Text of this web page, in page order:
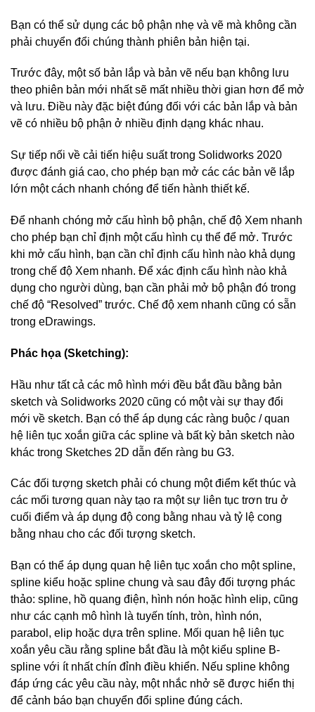
Bạn có thể sử dụng các bộ phận nhẹ và vẽ mà không cần
phải chuyển đổi chúng thành phiên bản hiện tại.
Trước đây, một số bản lắp và bản vẽ nếu bạn không lưu
theo phiên bản mới nhất sẽ mất nhiều thời gian hơn để mở
và lưu. Điều này đặc biệt đúng đối với các bản lắp và bản
vẽ có nhiều bộ phận ở nhiều định dạng khác nhau.
Sự tiếp nối về cải tiến hiệu suất trong Solidworks 2020
được đánh giá cao, cho phép bạn mở các các bản vẽ lắp
lớn một cách nhanh chóng để tiến hành thiết kế.
Để nhanh chóng mở cấu hình bộ phận, chế độ Xem nhanh
cho phép bạn chỉ định một cấu hình cụ thể để mở. Trước
khi mở cấu hình, bạn cần chỉ định cấu hình nào khả dụng
trong chế độ Xem nhanh. Để xác định cấu hình nào khả
dụng cho người dùng, bạn cần phải mở bộ phận đó trong
chế độ “Resolved” trước. Chế độ xem nhanh cũng có sẵn
trong eDrawings.
Phác họa (Sketching):
Hầu như tất cả các mô hình mới đều bắt đầu bằng bản
sketch và Solidworks 2020 cũng có một vài sự thay đổi
mới về sketch. Bạn có thể áp dụng các ràng buộc / quan
hệ liên tục xoắn giữa các spline và bất kỳ bản sketch nào
khác trong Sketches 2D dẫn đến ràng bu G3.
Các đối tượng sketch phải có chung một điểm kết thúc và
các mối tương quan này tạo ra một sự liên tục trơn tru ở
cuối điểm và áp dụng độ cong bằng nhau và tỷ lệ cong
bằng nhau cho các đối tượng sketch.
Bạn có thể áp dụng quan hệ liên tục xoắn cho một spline,
spline kiểu hoặc spline chung và sau đây đối tượng phác
thảo: spline, hồ quang điện, hình nón hoặc hình elip, cũng
như các cạnh mô hình là tuyến tính, tròn, hình nón,
parabol, elip hoặc dựa trên spline. Mối quan hệ liên tục
xoắn yêu cầu rằng spline bắt đầu là một kiểu spline B-
spline với ít nhất chín đỉnh điều khiển. Nếu spline không
đáp ứng các yêu cầu này, một nhắc nhở sẽ được hiển thị
để cảnh báo bạn chuyển đổi spline đúng cách.